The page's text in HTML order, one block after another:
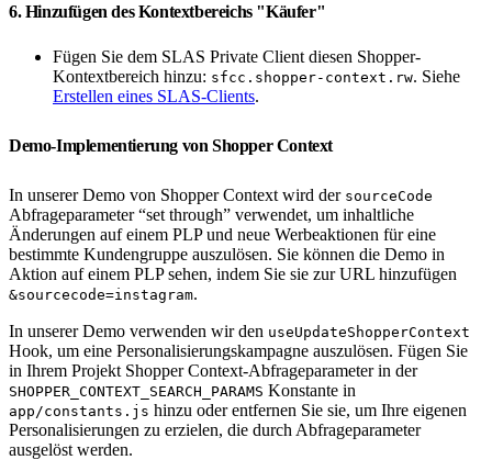
6. Hinzufügen des Kontextbereichs "Käufer"
Fügen Sie dem SLAS Private Client diesen Shopper-
Kontextbereich hinzu: sfcc.shopper-context.rw. Siehe
Erstellen eines SLAS-Clients.
Demo-Implementierung von Shopper Context
In unserer Demo von Shopper Context wird der sourceCode
Abfrageparameter “set through” verwendet, um inhaltliche
Änderungen auf einem PLP und neue Werbeaktionen für eine
bestimmte Kundengruppe auszulösen. Sie können die Demo in
Aktion auf einem PLP sehen, indem Sie sie zur URL hinzufügen
&sourcecode=instagram.
In unserer Demo verwenden wir den useUpdateShopperContext
Hook, um eine Personalisierungskampagne auszulösen. Fügen Sie
in Ihrem Projekt Shopper Context-Abfrageparameter in der
SHOPPER_CONTEXT_SEARCH_PARAMS Konstante in
app/constants.js hinzu oder entfernen Sie sie, um Ihre eigenen
Personalisierungen zu erzielen, die durch Abfrageparameter
ausgelöst werden.